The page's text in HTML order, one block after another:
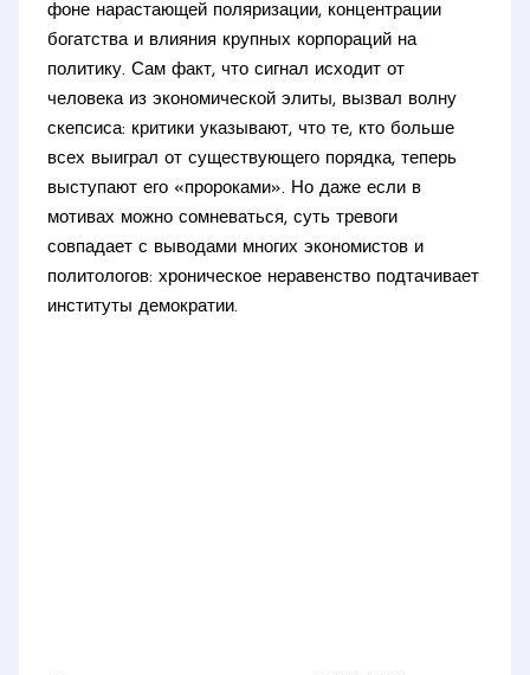
фоне нарастающей поляризации, концентрации
богатства и влияния крупных корпораций на
политику. Сам факт, что сигнал исходит от
человека из экономической элиты, вызвал волну
скепсиса: критики указывают, что те, кто больше
всех выиграл от существующего порядка, теперь
выступают его «пророками». Но даже если в
мотивах можно сомневаться, суть тревоги
совпадает с выводами многих экономистов и
политологов: хроническое неравенство подтачивает
институты демократии.